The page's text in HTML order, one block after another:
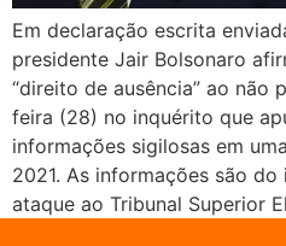
Em declaração escrita
presidente Jair Bolsonaro
“direito de ausência” ao não
feira (28) no inquérito que
informações sigilosas em
2021. As informações são
ataque ao Tribunal Superior